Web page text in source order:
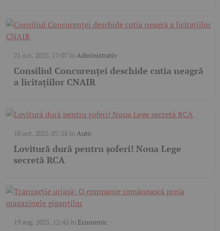
21 oct. 2025, 17:07înAdministrativ
Consiliul Concurenței deschide cutia neagră
a licitațiilor CNAIR
10 oct. 2025, 07:58înAuto
Lovitură dură pentru șoferi! Noua Lege
secretă RCA
19 aug. 2025, 12:45 în Economic